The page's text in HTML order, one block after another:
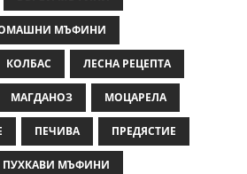
МЪФИНИ
КОЛБАС ЛЕСНА РЕЦЕПТА
МАГДАНОЗ МОЦАРЕЛА
ПЕЧИВА ПРЕДЯСТИЕ
ПУХКАВИ МЪФИНИ